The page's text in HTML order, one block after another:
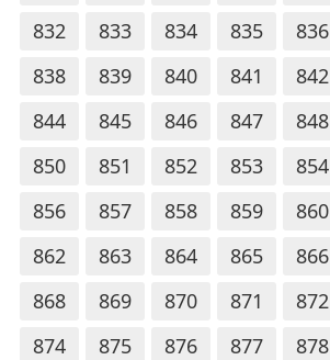
832
833 834 835 836
838
839 840 841 842
844
845 846 847 848
850
851 852 853 854
856
857 858 859 860
862
863 864 865 866
868
869 870 871 872
874
875 876 877 878